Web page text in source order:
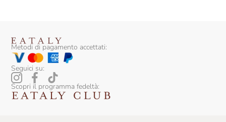
Tre Monti
Trebotti
Trullo Di Noha
Umani Ronchi
Metodi di pagamento accettati:
Seguici su:
Scopri il programma fedeltà: